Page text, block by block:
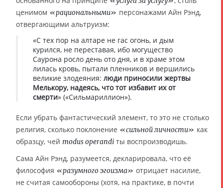
ценимом «рациональными» персонажами Айн Рэнд,
отвергающими альтруизм:
«С тех пор на алтаре не гас огонь, и дым
курился, не переставая, ибо могущество
Саурона росло день ото дня, и в храме этом
лилась кровь, пытали пленников и вершились
великие злодеяния: люди приносили жертвы
Мелькору, надеясь, что тот избавит их от
смерти» («Сильмариллион»).
Если убрать фантастический элемент, то это не столько
религия, сколько поклонение «сильной личности» как
образцу, чей modus operandi ты воспроизводишь.
Сама Айн Рэнд, разумеется, декларировала, что её
философия «разумного эгоизма» отрицает насилие,
не считая самообороны (хотя, на практике, в почти